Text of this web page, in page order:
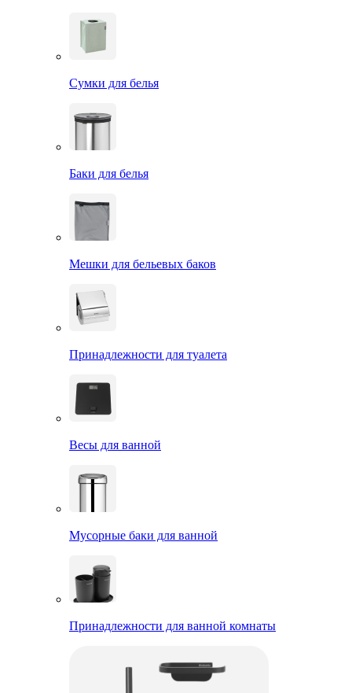
Сумки для белья
Баки для белья
Мешки для бельевых баков
Принадлежности для туалета
Весы для ванной
Мусорные баки для ванной
Принадлежности для ванной комнаты